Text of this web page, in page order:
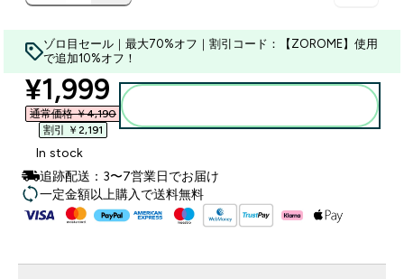
ゾロ目セール｜最大70%オフ｜割引コード：【ZOROME】使用
で追加10%オフ！
discounted price
¥1,999‎
通常価格 ￥4,190‎
割引 ￥2,191‎
In stock
追跡配送：3〜7営業日でお届け
一定金額以上購入で送料無料